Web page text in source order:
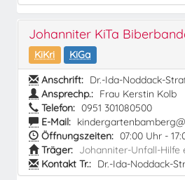
Johanniter KiTa
KiKri
KiGa
Anschrift: Dr.-Ida-Noddack-
Ansprechp.: Frau Kerstin Kolb
Telefon: 0951 301080500
E-Mail:
Öffnungszeiten: 07:00 Uhr -
Träger: Johanniter-Unfall-Hilfe
Kontakt Tr.: Dr.-Ida-Noddack-